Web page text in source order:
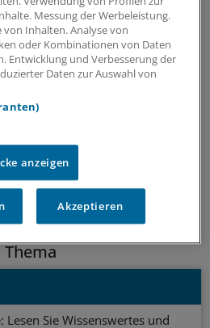
- weiteren regulatorischen
werden, fordert das DKFZ.
nach beispielsweise ein
und das Verbot von
sind.
Atemwegskrankheiten
Lesen Sie Wissenswertes und
Messung der Werbeleistung.
Inhalten. Analyse von
oder Kombinationen von Daten
Entwicklung und Verbesserung der
Daten zur Auswahl von
anzeigen
Akzeptieren